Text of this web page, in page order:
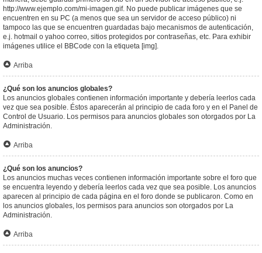
http://www.ejemplo.com/mi-imagen.gif. No puede publicar imágenes que se
encuentren en su PC (a menos que sea un servidor de acceso público) ni
tampoco las que se encuentren guardadas bajo mecanismos de autenticación,
e.j. hotmail o yahoo correo, sitios protegidos por contraseñas, etc. Para exhibir
imágenes utilice el BBCode con la etiqueta [img].
Arriba
¿Qué son los anuncios globales?
Los anuncios globales contienen información importante y debería leerlos cada
vez que sea posible. Éstos aparecerán al principio de cada foro y en el Panel de
Control de Usuario. Los permisos para anuncios globales son otorgados por La
Administración.
Arriba
¿Qué son los anuncios?
Los anuncios muchas veces contienen información importante sobre el foro que
se encuentra leyendo y debería leerlos cada vez que sea posible. Los anuncios
aparecen al principio de cada página en el foro donde se publicaron. Como en
los anuncios globales, los permisos para anuncios son otorgados por La
Administración.
Arriba